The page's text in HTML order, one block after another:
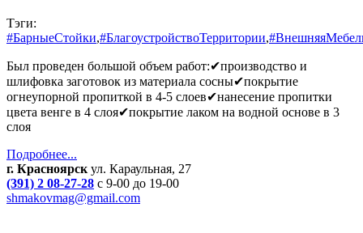
Тэги:
#БарныеСтойки,#БлагоустройствоТерритории,
Был проведен большой объем работ:✔производство и
шлифовка заготовок из материала сосны✔покрытие
огнеупорной пропиткой в 4-5 слоев✔нанесение пропитки
цвета венге в 4 слоя✔покрытие лаком на водной основе в 3
слоя
Подробнее...
г. Красноярск ул. Караульная, 27
(391) 2 08-27-28 с 9-00 до 19-00
shmakovmag@gmail.com